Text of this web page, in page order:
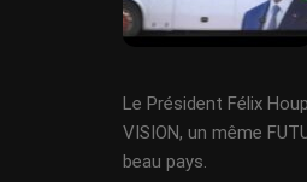
Le Président Félix
VISION, un même
beau pays.